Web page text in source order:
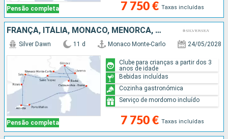
Pensão completa 7 750 € Taxas incluídas
FRANÇA, ITÁLIA, MÔNACO, MENORCA, MAIORCA, ESPANHA
Pensão completa
Silver Dawn 11 d Monaco Monte-Carlo 24/05/2028
7 750 € Taxas incluídas
Clube para crianças a partir dos 3
anos de idade
Bebidas incluídas
Cozinha gastronómica
Serviço de mordomo incluído